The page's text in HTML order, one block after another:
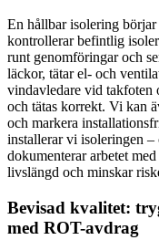
En hållbar isolering
kontrollerar befintlig
runt genomföringar och
läckor, tätar el- och
vindavledare vid takfoten
och tätas korrekt. Vi kan
och markera
installerar vi isoleringen
dokumenterar arbetet
livslängd och minskar
Bevisad kvalitet:
med ROT-avdrag